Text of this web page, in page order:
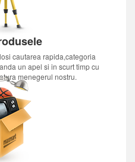
cautarea rapida,categoria
un apel si in scurt timp cu
menegerul nostru.